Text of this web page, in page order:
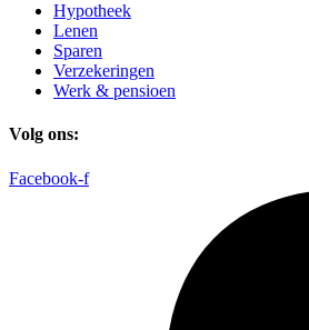
Hypotheek
Lenen
Sparen
Verzekeringen
Werk & pensioen
Volg ons:
Facebook-f